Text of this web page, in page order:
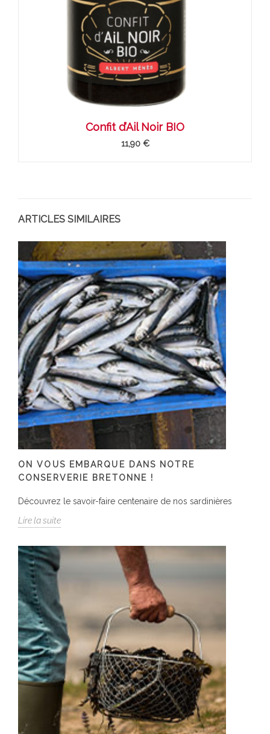
Confit d’Ail Noir BIO
11,90 €
ARTICLES SIMILAIRES
ON VOUS EMBARQUE DANS NOTRE
CONSERVERIE BRETONNE !
Découvrez le savoir-faire centenaire de nos sardinières
Lire la suite